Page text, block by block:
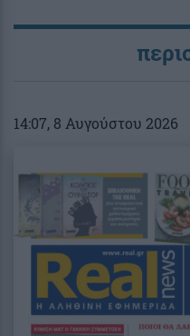
14:07, 8 Αυγούστου 2026